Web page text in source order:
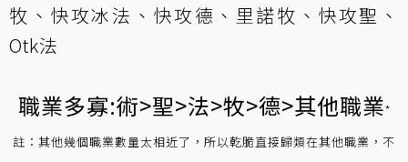
牧、快攻冰法、快攻德、里諾牧、快攻聖、
Otk法
職業多寡:術>聖>法>牧>德>其他職業*
註：其他幾個職業數量太相近了，所以乾脆直接歸類在其他職業，不